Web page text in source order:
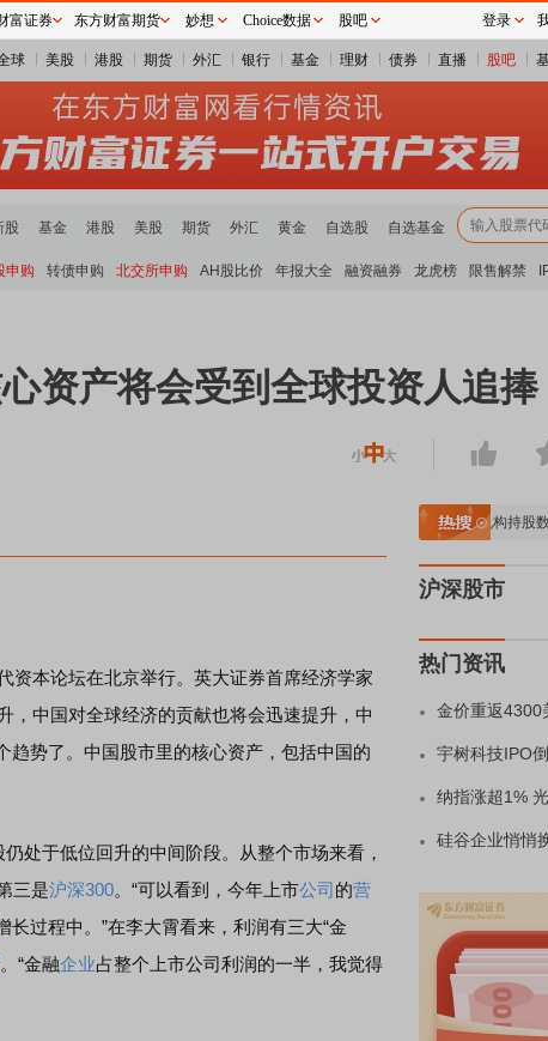
球 美股 港股 期货 外汇 银行 基金 理财 债券 直播 股吧
股 基金 港股 美股 期货 外汇 黄金 自选股 自选基金
申购 转债申购 北交所申购 AH股比价 年报大全 融资融券 龙虎榜 限售解禁
资产将会受到全球投资人追捧
本论坛在北京举行。英大证券首席经济学家
，中国对全球经济的贡献也将会迅速提升，中
趋势了。中国股市里的核心资产，包括中国的
于低位回升的中间阶段。从整个市场来看，
三是沪深300。“可以看到，今年上市公司 的营
长过程中。”在李大霄看来，利润有三大“金
。“金融企业占整个上市公司利润的一半，我觉得
重要机构持股数据
沪深股市
热门资讯
金价重返4300
宇树科技IPO
纳指涨超1%
硅谷企业悄悄
富证券 东方财富期货 妙想 Choice数据 股吧 登录